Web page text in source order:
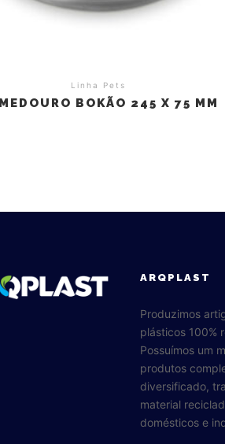
Linha Pets
BOKÃO 245 X 75 MM
ARQPLAST
Produzimos
plásticos 100%
Possuímos um
produtos
diversificado,
material
domésticos e